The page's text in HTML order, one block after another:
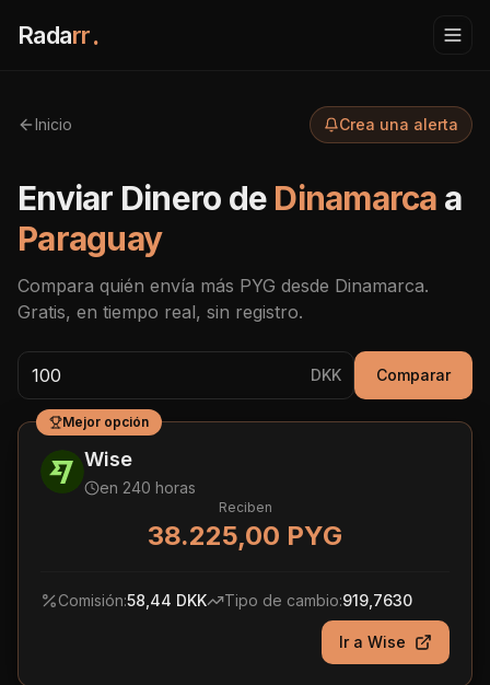
Radarr.
Inicio Crea una alerta
Enviar Dinero de Dinamarca a
Paraguay
Compara quién envía más PYG desde Dinamarca.
Gratis, en tiempo real, sin registro.
DKK Comparar
Mejor opción
Wise
en 240 horas
Reciben
38.225,00 PYG
Comisión:58,44 DKK Tipo de cambio:919,7630
Ir a Wise